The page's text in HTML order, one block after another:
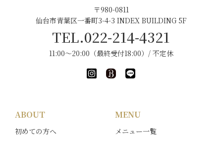
〒980-0811
仙台市青葉区一番町3-4-3 INDEX BUILDING 5F
TEL.022-214-4321
11:00～20:00（最終受付18:00）/ 不定休
ABOUT
初めての方へ
MENU
メニュー一覧